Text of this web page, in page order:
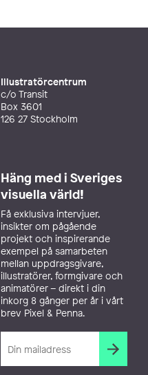
Illustratörcentrum
c/o Transit
Box 3601
126 27 Stockholm
Häng med i Sveriges
visuella värld!
Få exklusiva intervjuer,
insikter om pågående
projekt och inspirerande
exempel på samarbeten
mellan uppdragsgivare,
illustratörer, formgivare och
animatörer – direkt i din
inkorg 8 gånger per år i vårt
brev Pixel & Penna.